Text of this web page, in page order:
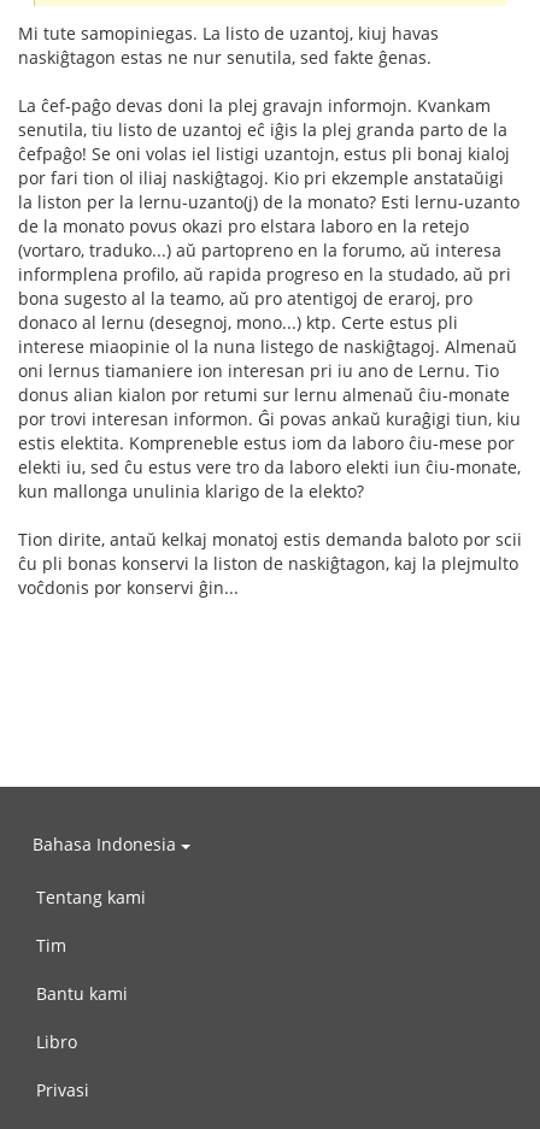
Mi tute samopiniegas. La listo de uzantoj, kiuj havas
naskiĝtagon estas ne nur senutila, sed fakte ĝenas.
La ĉef-paĝo devas doni la plej gravajn informojn. Kvankam
senutila, tiu listo de uzantoj eĉ iĝis la plej granda parto de la
ĉefpaĝo! Se oni volas iel listigi uzantojn, estus pli bonaj kialoj
por fari tion ol iliaj naskiĝtagoj. Kio pri ekzemple anstataŭigi
la liston per la lernu-uzanto(j) de la monato? Esti lernu-uzanto
de la monato povus okazi pro elstara laboro en la retejo
(vortaro, traduko...) aŭ partopreno en la forumo, aŭ interesa
informplena profilo, aŭ rapida progreso en la studado, aŭ pri
bona sugesto al la teamo, aŭ pro atentigoj de eraroj, pro
donaco al lernu (desegnoj, mono...) ktp. Certe estus pli
interese miaopinie ol la nuna listego de naskiĝtagoj. Almenaŭ
oni lernus tiamaniere ion interesan pri iu ano de Lernu. Tio
donus alian kialon por retumi sur lernu almenaŭ ĉiu-monate
por trovi interesan informon. Ĝi povas ankaŭ kuraĝigi tiun, kiu
estis elektita. Kompreneble estus iom da laboro ĉiu-mese por
elekti iu, sed ĉu estus vere tro da laboro elekti iun ĉiu-monate,
kun mallonga unulinia klarigo de la elekto?
Tion dirite, antaŭ kelkaj monatoj estis demanda baloto por scii
ĉu pli bonas konservi la liston de naskiĝtagon, kaj la plejmulto
voĉdonis por konservi ĝin...
Bahasa Indonesia
Tentang kami
Tim
Bantu kami
Libro
Privasi